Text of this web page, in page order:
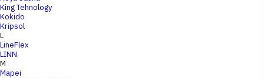
King Tehnology
Kokido
Kripsol
L
LineFlex
LINN
M
Mapei